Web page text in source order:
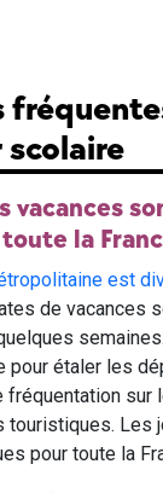
vacances
la
est
de vacances
pour étaler les
fréquentation sur
Les
pour toute la